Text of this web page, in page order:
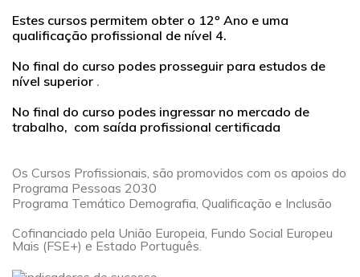
Qualidade/EQAVET
Área do Professor
Contactos
Estes cursos permitem obter o 12º Ano e uma
qualificação profissional de nível 4.
No final do curso podes prosseguir para estudos de
nível superior .
No final do curso podes ingressar no mercado de
trabalho, com saída profissional certificada
Os Cursos Profissionais, são promovidos com os apoios do
Programa Pessoas 2030
Programa Temático Demografia, Qualificação e Inclusão
Cofinanciado pela União Europeia, Fundo Social Europeu
Mais (FSE+) e Estado Português.